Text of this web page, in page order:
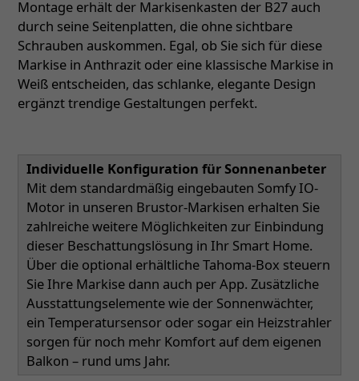
Montage erhält der Markisenkasten der B27 auch
durch seine Seitenplatten, die ohne sichtbare
Schrauben auskommen. Egal, ob Sie sich für diese
Markise in Anthrazit oder eine klassische Markise in
Weiß entscheiden, das schlanke, elegante Design
ergänzt trendige Gestaltungen perfekt.
Individuelle Konfiguration für Sonnenanbeter
Mit dem standardmäßig eingebauten Somfy IO-
Motor in unseren Brustor-Markisen erhalten Sie
zahlreiche weitere Möglichkeiten zur Einbindung
dieser Beschattungslösung in Ihr Smart Home.
Über die optional erhältliche Tahoma-Box steuern
Sie Ihre Markise dann auch per App. Zusätzliche
Ausstattungselemente wie der Sonnenwächter,
ein Temperatursensor oder sogar ein Heizstrahler
sorgen für noch mehr Komfort auf dem eigenen
Balkon – rund ums Jahr.